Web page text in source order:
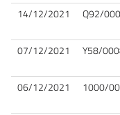
14/12/2021 Q92/
07/12/2021 Y58/
06/12/2021 1000/